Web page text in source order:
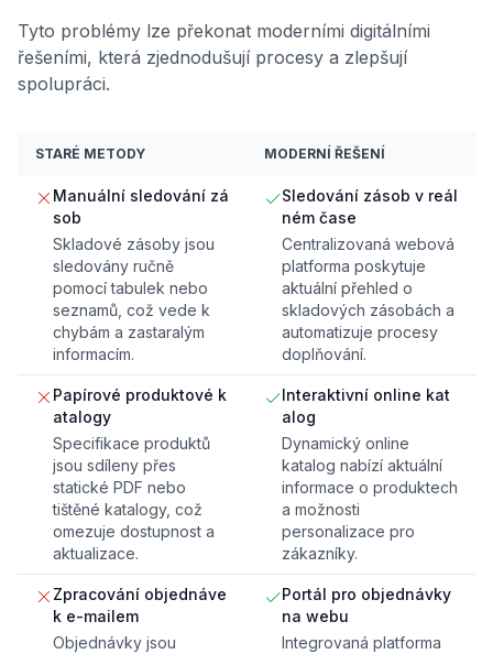
Tyto problémy lze překonat moderními digitálními
řešeními, která zjednodušují procesy a zlepšují
spolupráci.
STARÉ METODY MODERNÍ ŘEŠENÍ
Manuální sledování zá
sob
Skladové zásoby jsou
sledovány ručně
pomocí tabulek nebo
seznamů, což vede k
chybám a zastaralým
informacím.
Sledování zásob v reál
ném čase
Centralizovaná webová
platforma poskytuje
aktuální přehled o
skladových zásobách a
automatizuje procesy
doplňování.
Papírové produktové k
atalogy
Specifikace produktů
jsou sdíleny přes
statické PDF nebo
tištěné katalogy, což
omezuje dostupnost a
aktualizace.
Interaktivní online kat
alog
Dynamický online
katalog nabízí aktuální
informace o produktech
a možnosti
personalizace pro
zákazníky.
Zpracování objednáve
k e-mailem
Objednávky jsou
Portál pro objednávky
na webu
Integrovaná platforma